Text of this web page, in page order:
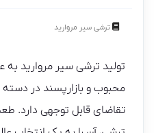
ترشی سیر مروارید
تولید ترشی سیر مروارید به
محبوب و بازارپسند در
تقاضای قابل توجهی دارد.